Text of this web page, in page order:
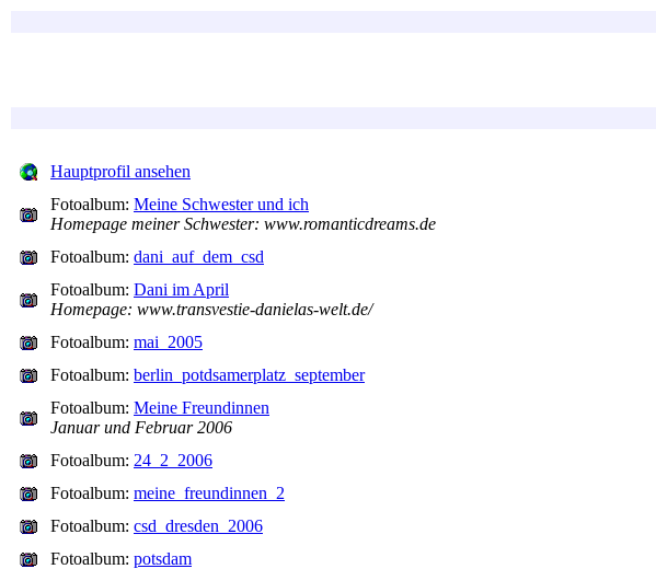
Hauptprofil ansehen
Fotoalbum: Meine Schwester und ich
Homepage meiner Schwester: www.romanticdreams.de
Fotoalbum: dani_auf_dem_csd
Fotoalbum: Dani im April
Homepage: www.transvestie-danielas-welt.de/
Fotoalbum: mai_2005
Fotoalbum: berlin_potdsamerplatz_september
Fotoalbum: Meine Freundinnen
Januar und Februar 2006
Fotoalbum: 24_2_2006
Fotoalbum: meine_freundinnen_2
Fotoalbum: csd_dresden_2006
Fotoalbum: potsdam